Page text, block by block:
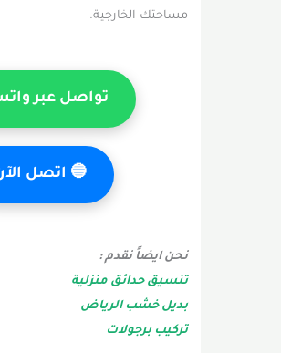
مساحتك الخارجية.
تواصل عبر واتساب
🔵 اتصل الآن
نحن ايضاً نقدم :
تنسيق حدائق منزلية
بديل خشب الرياض
تركيب برجولات